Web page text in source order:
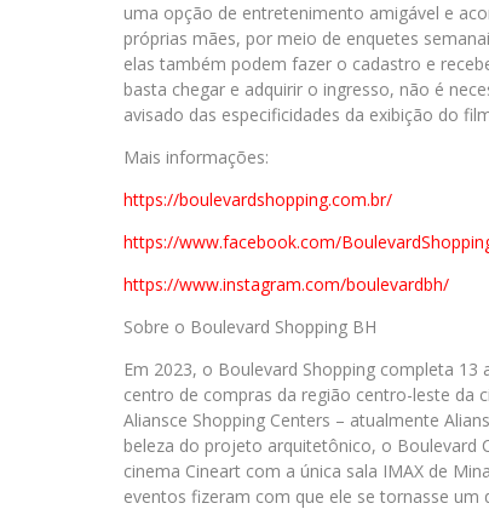
uma opção de entretenimento amigável e
próprias mães, por meio de enquetes
elas também podem fazer o cadastro e
basta chegar e adquirir o ingresso, não é
avisado das especificidades da exibição do
Mais informações:
https://boulevardshopping.com.br/
https://www.facebook.com/
https://www.instagram.com/boulevardbh/
Sobre o Boulevard Shopping BH
Em 2023, o Boulevard Shopping completa
centro de compras da região centro-leste da
Aliansce Shopping Centers – atualmente
beleza do projeto arquitetônico, o Boulevard
cinema Cineart com a única sala IMAX de
eventos fizeram com que ele se tornasse um